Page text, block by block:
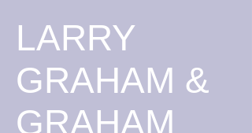
LARRY
GRAHAM &
GRAHAM